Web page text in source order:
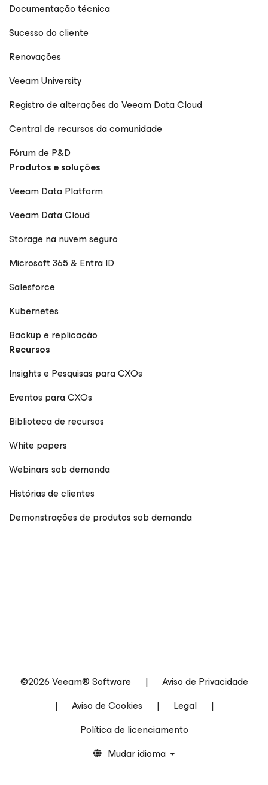
Documentação técnica
Sucesso do cliente
Renovações
Veeam University
Registro de alterações do Veeam Data Cloud
Central de recursos da comunidade
Fórum de P&D
Produtos e soluções
Veeam Data Platform
Veeam Data Cloud
Storage na nuvem seguro
Microsoft 365 & Entra ID
Salesforce
Kubernetes
Backup e replicação
Recursos
Insights e Pesquisas para CXOs
Eventos para CXOs
Biblioteca de recursos
White papers
Webinars sob demanda
Histórias de clientes
Demonstrações de produtos sob demanda
©2026 Veeam® Software |
Aviso de Privacidade
|
Aviso de Cookies | Legal
|
Política de licenciamento
Mudar idioma